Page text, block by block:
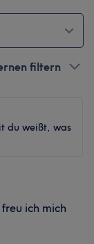
filtern
du weißt, was
ich mich